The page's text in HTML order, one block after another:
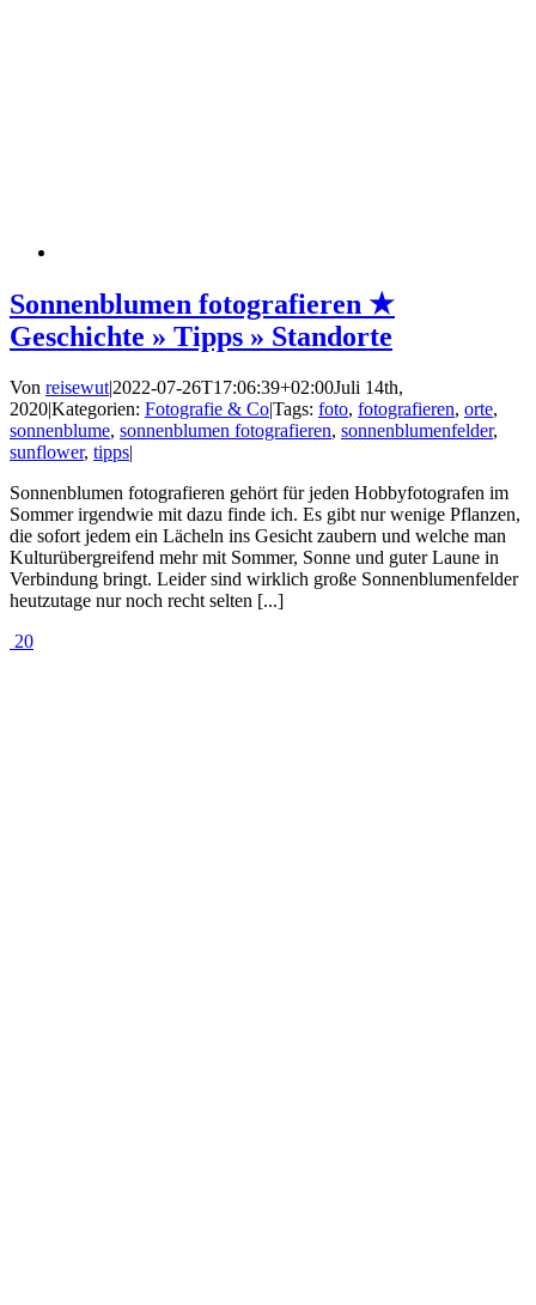
Sonnenblumen fotografieren ★
Geschichte » Tipps » Standorte
Von reisewut|2022-07-26T17:06:39+02:00Juli 14th,
2020|Kategorien: Fotografie & Co|Tags: foto, fotografieren, orte,
sonnenblume, sonnenblumen fotografieren, sonnenblumenfelder,
sunflower, tipps|
Sonnenblumen fotografieren gehört für jeden Hobbyfotografen im
Sommer irgendwie mit dazu finde ich. Es gibt nur wenige Pflanzen,
die sofort jedem ein Lächeln ins Gesicht zaubern und welche man
Kulturübergreifend mehr mit Sommer, Sonne und guter Laune in
Verbindung bringt. Leider sind wirklich große Sonnenblumenfelder
heutzutage nur noch recht selten [...]
20